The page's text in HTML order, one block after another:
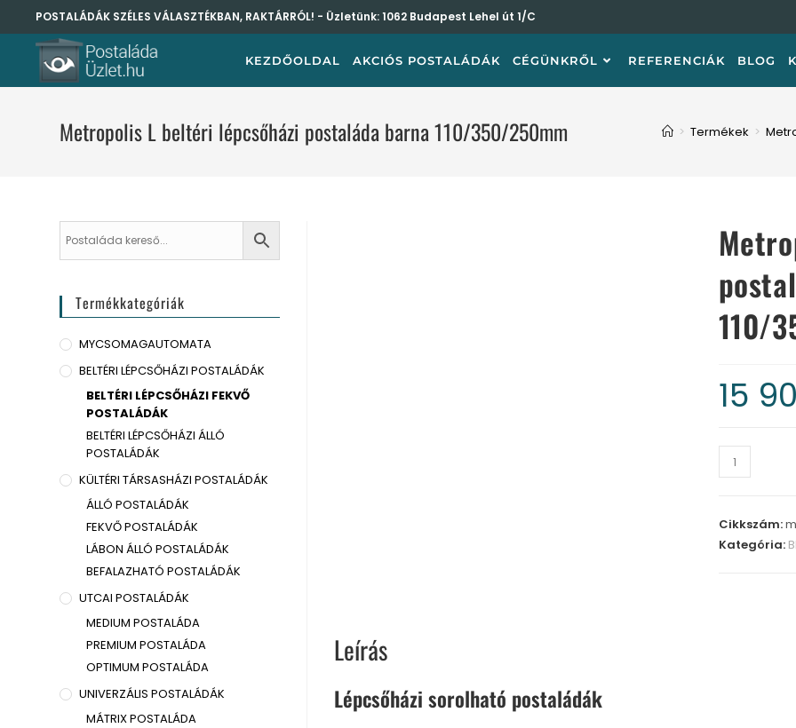
POSTALÁDÁK SZÉLES VÁLASZTÉKBAN, RAKTÁRRÓL! - Üzletünk:1062 Budapest Lehel út 1/C
KEZDŐOLDAL AKCIÓS POSTALÁDÁK CÉGÜNKRŐL REFERENCIÁK BLOG
Metropolis L beltéri lépcsőházi postaláda barna 110/350/250mm > Termékek >
110/
15
Cikkszám:
Kategória:
Leírás
Lépcsőházi sorolható postaládák
Termékkategóriák
MYCSOMAGAUTOMATA
BELTÉRI LÉPCSŐHÁZI POSTALÁDÁK
BELTÉRI LÉPCSŐHÁZI FEKVŐ
POSTALÁDÁK
BELTÉRI LÉPCSŐHÁZI ÁLLÓ
POSTALÁDÁK
KÜLTÉRI TÁRSASHÁZI POSTALÁDÁK
ÁLLÓ POSTALÁDÁK
FEKVŐ POSTALÁDÁK
LÁBON ÁLLÓ POSTALÁDÁK
BEFALAZHATÓ POSTALÁDÁK
UTCAI POSTALÁDÁK
MEDIUM POSTALÁDA
PREMIUM POSTALÁDA
OPTIMUM POSTALÁDA
UNIVERZÁLIS POSTALÁDÁK
MÁTRIX POSTALÁDA